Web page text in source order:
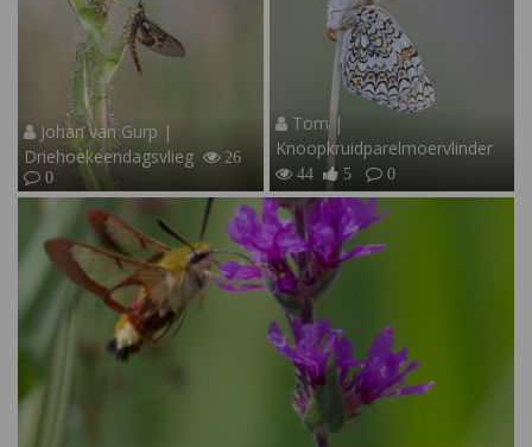
Johan van Gurp |
Driehoekeendagsvlieg
26
0
Tom |
Knoopkruidparelmoervlinder
44 5 0